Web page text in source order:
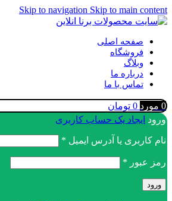
Skip to navigation Skip to main content
صفحه اصلی
فروشگاه
وبلاگ
درباره ما
تماس با ما
0 مورد 0 تومان
ورود ایجاد یک حساب کاربری
نام کاربری یا آدرس ایمیل *
رمز عبور *
ورود